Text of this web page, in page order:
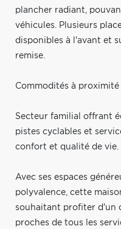
plancher radiant,
véhicules. Plusieurs
disponibles à l'avant et
remise.
Commodités à proximité
Secteur familial offrant
pistes cyclables et
confort et qualité de vie.
Avec ses espaces
polyvalence, cette
souhaitant profiter d'un
proches de tous les